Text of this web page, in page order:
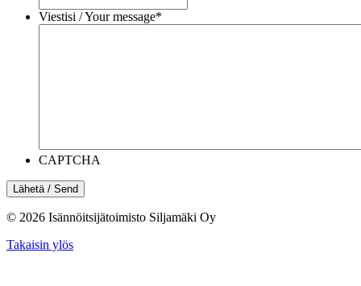
Viestisi / Your message*
CAPTCHA
© 2026 Isännöitsijätoimisto Siljamäki Oy
Takaisin ylös